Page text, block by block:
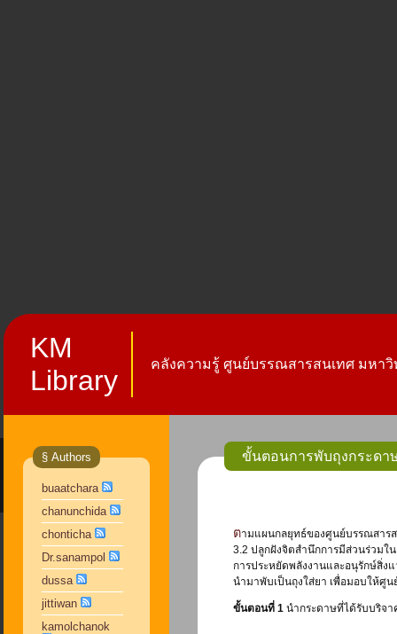
KM
Library
คลังความรู้ ศูนย์บรรณสารสนเทศ มหาวิ
§ Authors
buaatchara
chanunchida
chonticha
Dr.sanampol
dussa
jittiwan
kamolchanok
ขั้นตอนการพับถุงกระดา
ตามแผนกลยุทธ์ของศูนย์บรรณสารสนเทศ ยุทธศาสตร์ที่ 6 มีการบริหารจัดการศูนย์บรรณสารสนเทศอย่างมีประสิทธิภาพ พอเพียง ตามหลักธรรมาภิบาล มาตรการที่
3.2 ปลูกฝังจิตสำนึกการมีส่วนร่วมใ
การประหยัดพลังงานและอนุรักษ์สิ่ง
นำมาพับเป็นถุงใส่ยา เพื่อมอบให้ศู
ขั้นตอนที่ 1 นำกระดาษที่ได้รับบริจา